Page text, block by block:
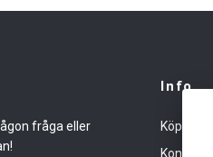
fråga eller
Info
Köpvillkor
Kontakt